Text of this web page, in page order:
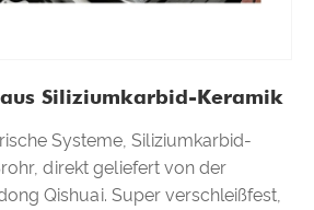
Siliziumkarbid-Keramik
Systeme, Siliziumkarbid-
direkt geliefert von der
Qishuai. Super verschleißfest,